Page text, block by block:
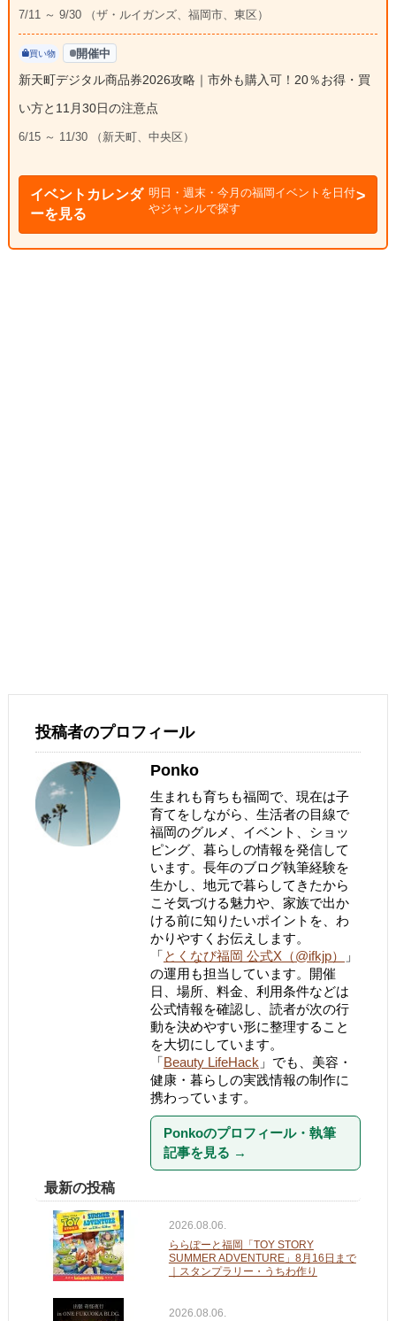
7/11 ～ 9/30 （ザ・ルイガンズ、福岡市、東区）
買い物 開催中
新天町デジタル商品券2026攻略｜市外も購入可！20％お得・買
い方と11月30日の注意点
6/15 ～ 11/30 （新天町、中央区）
イベントカレンダ
ーを見る
明日・週末・今月の福岡イベントを日付
やジャンルで探す
投稿者のプロフィール
Ponko
生まれも育ちも福岡で、現在は子
育てをしながら、生活者の目線で
福岡のグルメ、イベント、ショッ
ピング、暮らしの情報を発信して
います。長年のブログ執筆経験を
生かし、地元で暮らしてきたから
こそ気づける魅力や、家族で出か
ける前に知りたいポイントを、わ
かりやすくお伝えします。
「とくなび福岡 公式X（@ifkjp）
」
の運用も担当しています。開催
日、場所、料金、利用条件などは
公式情報を確認し、読者が次の行
動を決めやすい形に整理すること
を大切にしています。
「Beauty LifeHack 」でも、美容・
健康・暮らしの実践情報の制作に
携わっています。
Ponkoのプロフィール・執筆
記事を見る →
最新の投稿
2026.08.06.
ららぽーと福岡「TOY STORY
SUMMER ADVENTURE」8月16日まで
｜スタンプラリー・うちわ作り
2026.08.06.